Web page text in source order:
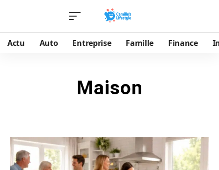
Actu Auto Entreprise Famille Finance
Maison